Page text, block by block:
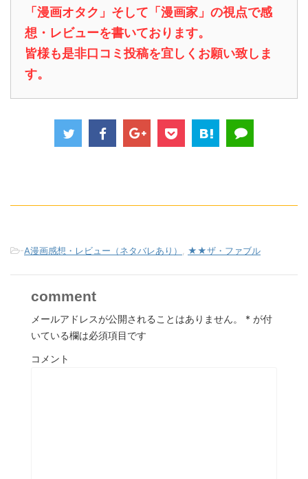
「漫画オタク」そして「漫画家」の視点で感
想・レビューを書いております。
皆様も是非口コミ投稿を宜しくお願い致しま
す。
-A漫画感想・レビュー（ネタバレあり） ★★ザ・ファブル
comment
メールアドレスが公開されることはありません。 * が付
いている欄は必須項目です
コメント